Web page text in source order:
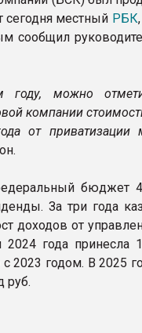
сегодня местный РБК
сообщил
году, можно
компании
от приватизации
бюджет
За три года
доходов от
года принесла
2023 годом. В 2025
руб.